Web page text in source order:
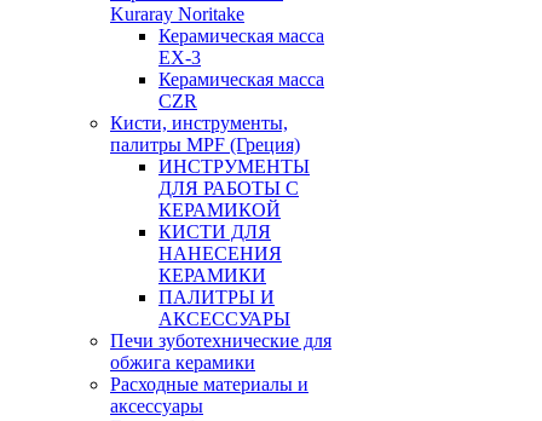
Kuraray Noritake
Керамическая масса
EX-3
Керамическая масса
CZR
Кисти, инструменты,
палитры MPF (Греция)
ИНСТРУМЕНТЫ
ДЛЯ РАБОТЫ С
КЕРАМИКОЙ
КИСТИ ДЛЯ
НАНЕСЕНИЯ
КЕРАМИКИ
ПАЛИТРЫ И
АКСЕССУАРЫ
Печи зуботехнические для
обжига керамики
Расходные материалы и
аксессуары